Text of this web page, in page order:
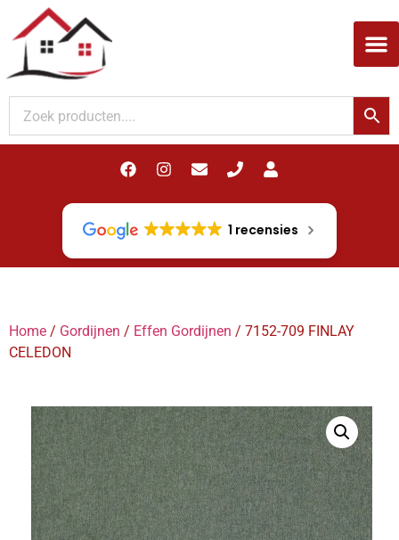
1 recensies
Home / Gordijnen / Effen Gordijnen / 7152-709 FINLAY
CELEDON